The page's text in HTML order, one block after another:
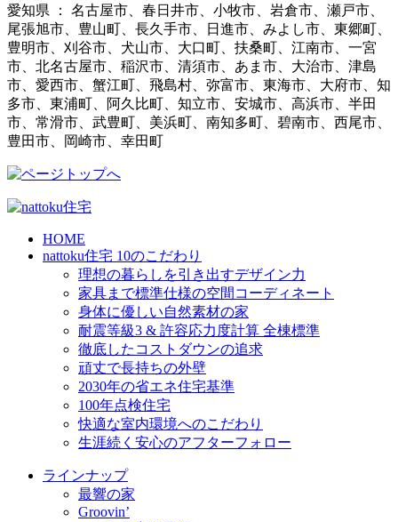
愛知県 ： 名古屋市、春日井市、小牧市、岩倉市、瀬戸市、
尾張旭市、豊山町、長久手市、日進市、みよし市、東郷町、
豊明市、刈谷市、犬山市、大口町、扶桑町、江南市、一宮
市、北名古屋市、稲沢市、清須市、あま市、大治市、津島
市、愛西市、蟹江町、飛島村、弥富市、東海市、大府市、知
多市、東浦町、阿久比町、知立市、安城市、高浜市、半田
市、常滑市、武豊町、美浜町、南知多町、碧南市、西尾市、
豊田市、岡崎市、幸田町
HOME
nattoku住宅 10のこだわり
理想の暮らしを引き出すデザイン力
家具まで標準仕様の空間コーディネート
身体に優しい自然素材の家
耐震等級3 & 許容応力度計算 全棟標準
徹底したコストダウンの追求
頑丈で長持ちの外壁
2030年の省エネ住宅基準
100年点検住宅
快適な室内環境へのこだわり
生涯続く安心のアフターフォロー
ラインナップ
最響の家
Groovin’